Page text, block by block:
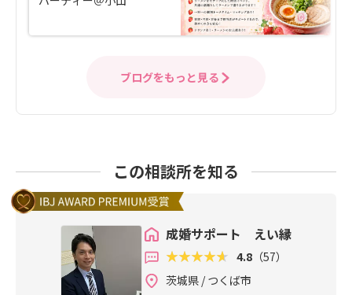
ブログをもっと見る
この相談所を知る
成婚サポート えい縁
4.8 （57）
茨城県 / つくば市